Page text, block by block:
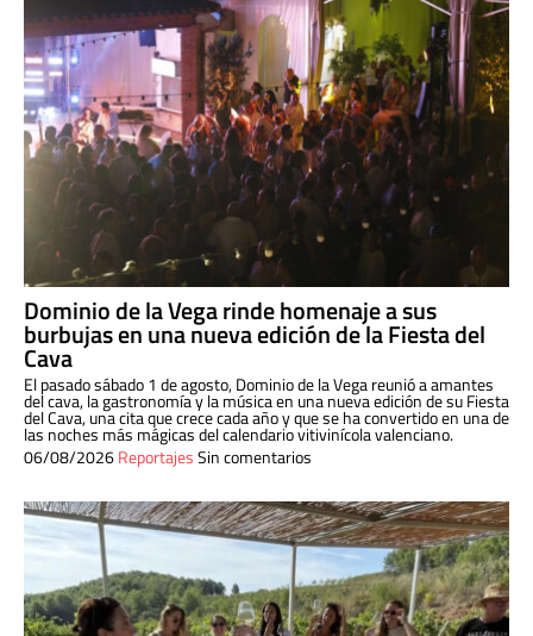
Dominio de la Vega rinde homenaje a sus
burbujas en una nueva edición de la Fiesta del
Cava
El pasado sábado 1 de agosto, Dominio de la Vega reunió a amantes
del cava, la gastronomía y la música en una nueva edición de su Fiesta
del Cava, una cita que crece cada año y que se ha convertido en una de
las noches más mágicas del calendario vitivinícola valenciano.
06/08/2026ReportajesSin comentarios